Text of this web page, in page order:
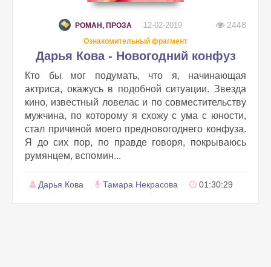
РОМАН, ПРОЗА 12-02-2019 2448
Ознакомительный фрагмент
Дарья Кова - Новогодний конфуз
Кто бы мог подумать, что я, начинающая
актриса, окажусь в подобной ситуации. Звезда
кино, известный ловелас и по совместительству
мужчина, по которому я схожу с ума с юности,
стал причиной моего предновогоднего конфуза.
Я до сих пор, по правде говоря, покрываюсь
румянцем, вспомин...
Дарья Кова Тамара Некрасова 01:30:29